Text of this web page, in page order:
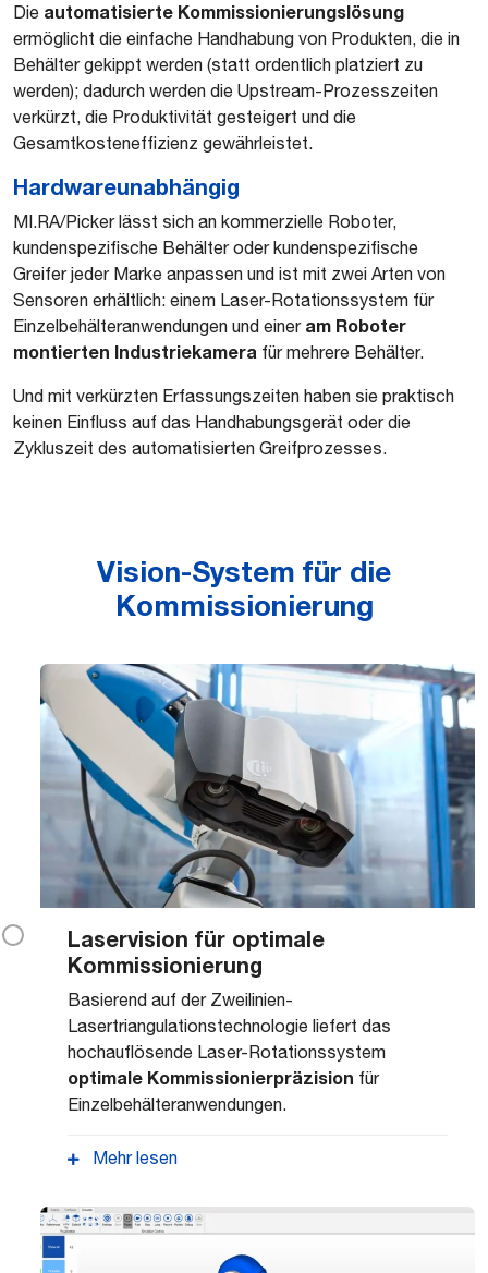
Die automatisierte Kommissionierungslösung
ermöglicht die einfache Handhabung von Produkten, die in
Behälter gekippt werden (statt ordentlich platziert zu
werden); dadurch werden die Upstream-Prozesszeiten
verkürzt, die Produktivität gesteigert und die
Gesamtkosteneffizienz gewährleistet.
Hardwareunabhängig
MI.RA/Picker lässt sich an kommerzielle Roboter,
kundenspezifische Behälter oder kundenspezifische
Greifer jeder Marke anpassen und ist mit zwei Arten von
Sensoren erhältlich: einem Laser-Rotationssystem für
Einzelbehälteranwendungen und einer am Roboter
montierten Industriekamera für mehrere Behälter.
Und mit verkürzten Erfassungszeiten haben sie praktisch
keinen Einfluss auf das Handhabungsgerät oder die
Zykluszeit des automatisierten Greifprozesses.
Vision-System für die
Kommissionierung
Laservision für optimale
Kommissionierung
Basierend auf der Zweilinien-
Lasertriangulationstechnologie liefert das
hochauflösende Laser-Rotationssystem
optimale Kommissionierpräzision für
Einzelbehälteranwendungen.
Mehr lesen
außerdem Hinterschnittbegrenzungen und
mögliche Reflexionen wirksam reduziert.